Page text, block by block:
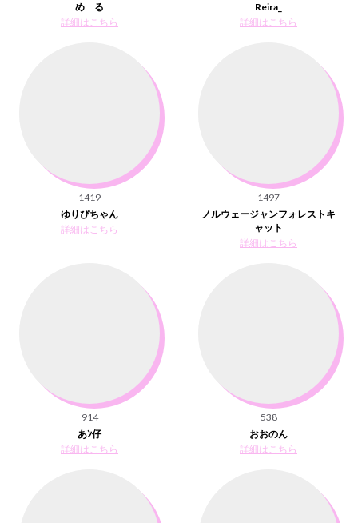
め る
詳細はこちら
Reira_
詳細はこちら
1419
ゆりぴちゃん
詳細はこちら
1497
ノルウェージャンフォレストキ
ャット
詳細はこちら
914
あﾝ仔
詳細はこちら
538
おおのん
詳細はこちら